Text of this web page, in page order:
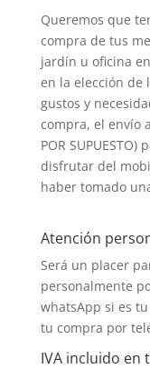
Queremos que
compra de tus
jardín u oficina
en la elección de
gustos y
compra, el envío
POR
disfrutar del
haber tomado
Atención
Será un placer
personalmente
whatsApp si es
tu compra por
IVA incluido en